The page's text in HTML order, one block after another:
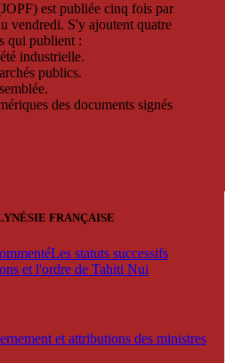
est publiée cinq fois par
vendredi. S'y ajoutent quatre
qui publient :
industrielle.
publics.
des documents signés
FRANÇAISE
Les statuts successifs
et l'ordre de Tahiti Nui
et attributions des ministres